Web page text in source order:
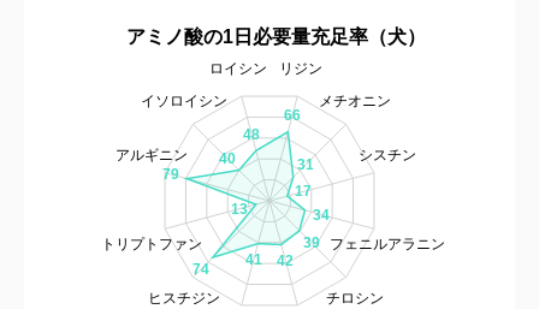
アミノ酸の1日必要量充足率（犬）
79
40
48
66
31
17
34
39
42
41
74
13
アルギニン
イソロイシン
ロイシン
リジン
メチオニン
シスチン
フェニルアラニン
チロシン
ヒスチジン
トリプトファン